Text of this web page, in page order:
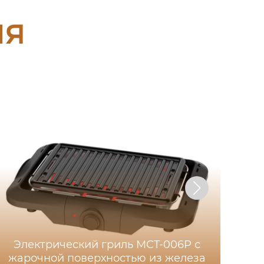
Электрический гриль MCT-006P с
жарочной поверхностью из железа